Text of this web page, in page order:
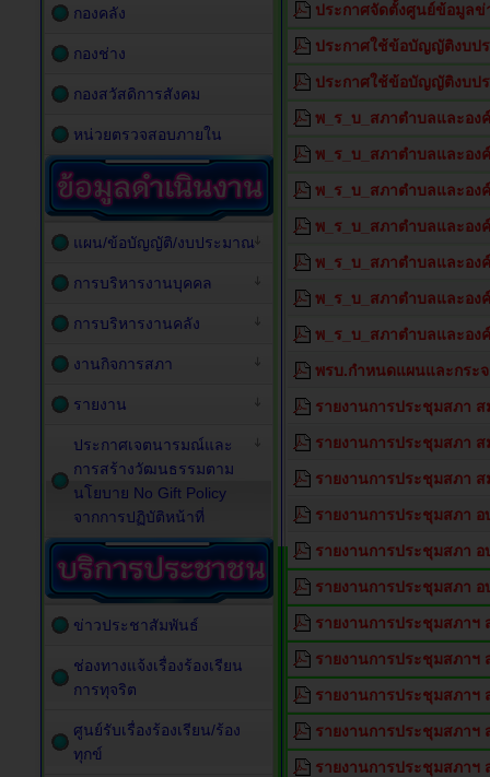
ประกาศจัดตั้งศูนย์ข้อมูลข่
ประกาศใช้ข้อบัญญัติงบป
ประกาศใช้ข้อบัญญัติงบป
พ_ร_บ_สภาตำบลและอง
พ_ร_บ_สภาตำบลและอง
พ_ร_บ_สภาตำบลและอง
พ_ร_บ_สภาตำบลและอง
พ_ร_บ_สภาตำบลและอง
พ_ร_บ_สภาตำบลและอง
พ_ร_บ_สภาตำบลและอง
พรบ.กำหนดแผนและกระ
รายงานการประชุมสภา
รายงานการประชุมสภา
รายงานการประชุมสภา
รายงานการประชุมสภา
รายงานการประชุมสภา
รายงานการประชุมสภา
รายงานการประชุมสภาฯ
รายงานการประชุมสภาฯ
รายงานการประชุมสภาฯ
รายงานการประชุมสภาฯ
รายงานการประชุมสภาฯ
กองคลัง
กองช่าง
กองสวัสดิการสังคม
หน่วยตรวจสอบภายใน
แผน/ข้อบัญญัติ/งบประมาณ
การบริหารงานบุคคล
การบริหารงานคลัง
งานกิจการสภา
รายงาน
ประกาศเจตนารมณ์และ
การสร้างวัฒนธรรมตาม
นโยบาย No Gift Policy
จากการปฏิบัติหน้าที่
ข่าวประชาสัมพันธ์
ช่องทางแจ้งเรื่องร้องเรียน
การทุจริต
ศูนย์รับเรื่องร้องเรียน/ร้อง
ทุกข์